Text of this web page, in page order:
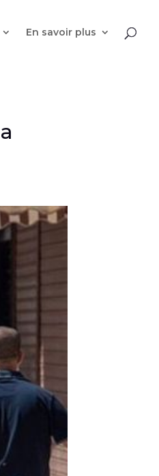
En savoir plus